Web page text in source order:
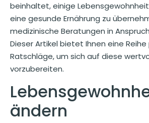
beinhaltet, einige
eine gesunde Ernährung zu
medizinische Beratungen in
Dieser Artikel bietet Ihnen eine
Ratschläge, um sich auf diese
vorzubereiten.
ändern